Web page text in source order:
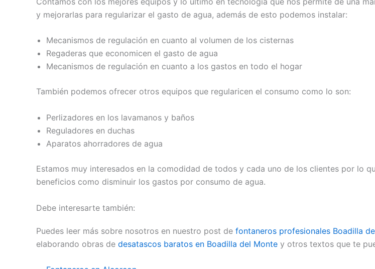
y mejorarlas para regularizar el gasto de agua, además de esto podemos instalar:
Mecanismos de regulación en cuanto al volumen de los cisternas
Regaderas que economicen el gasto de agua
Mecanismos de regulación en cuanto a los gastos en todo el hogar
También podemos ofrecer otros equipos que regularicen el consumo como lo son:
Perlizadores en los lavamanos y baños
Reguladores en duchas
Aparatos ahorradores de agua
Estamos muy interesados en la comodidad de todos y cada uno de los clientes por lo
beneficios como disminuir los gastos por consumo de agua.
Debe interesarte también:
Puedes leer más sobre nosotros en nuestro post de fontaneros profesionales Boadilla
elaborando obras de desatascos baratos en Boadilla del Monte y otros textos que te